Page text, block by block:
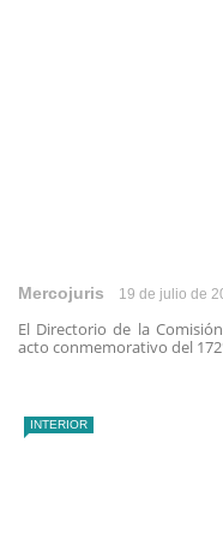
Mercojuris 19 de julio de
El Directorio de la
acto conmemorativo del
INTERIOR